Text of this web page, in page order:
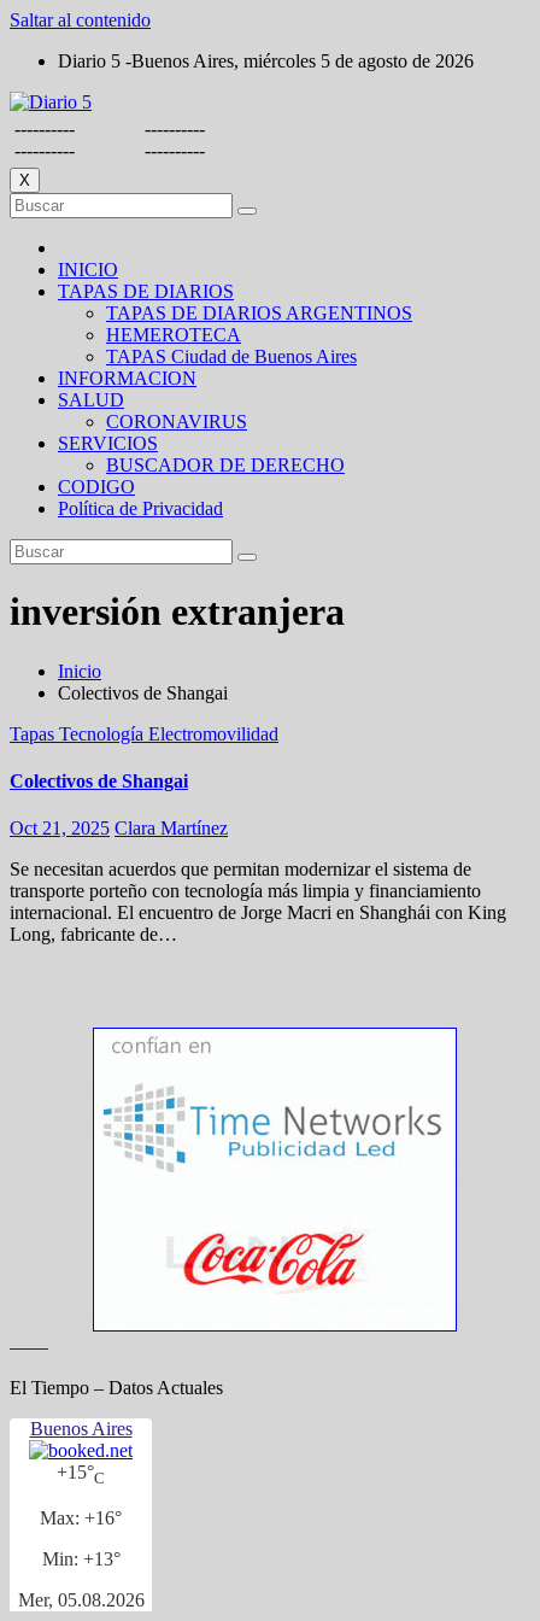
Saltar al contenido
Diario 5 -Buenos Aires, miércoles 5 de agosto de 2026
----------
----------
----------
----------
X
INICIO
TAPAS DE DIARIOS
TAPAS DE DIARIOS ARGENTINOS
HEMEROTECA
TAPAS Ciudad de Buenos Aires
INFORMACION
SALUD
CORONAVIRUS
SERVICIOS
BUSCADOR DE DERECHO
CODIGO
Política de Privacidad
inversión extranjera
Inicio
Colectivos de Shangai
Tapas Tecnología Electromovilidad
Colectivos de Shangai
Oct 21, 2025 Clara Martínez
Se necesitan acuerdos que permitan modernizar el sistema de
transporte porteño con tecnología más limpia y financiamiento
internacional. El encuentro de Jorge Macri en Shanghái con King
Long, fabricante de…
——
El Tiempo – Datos Actuales
Buenos Aires
+15°C
Max: +16°
Min: +13°
Mer, 05.08.2026